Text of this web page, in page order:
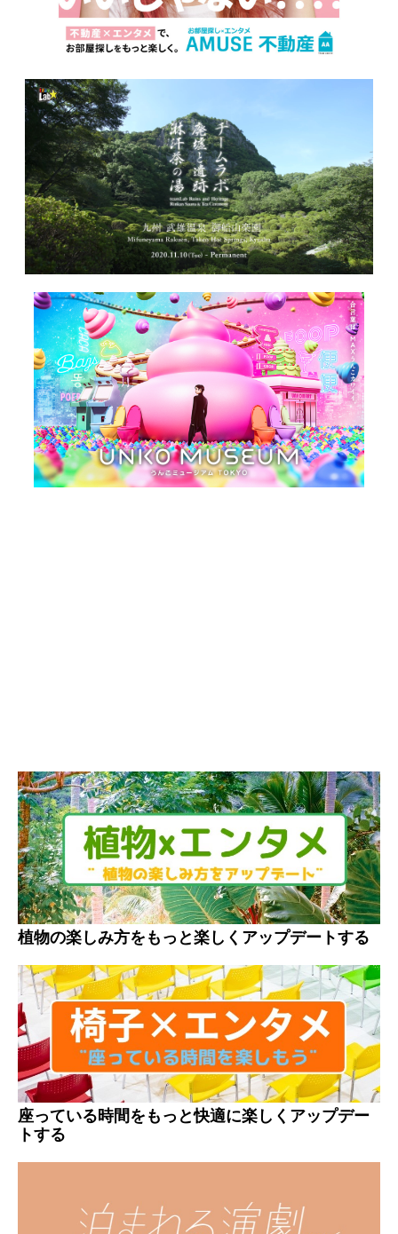
植物の楽しみ方をもっと楽しくアップデートする
座っている時間をもっと快適に楽しくアップデー
トする